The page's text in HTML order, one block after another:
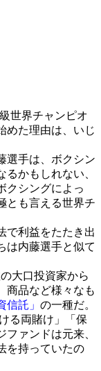
世界チャンピオ
めた理由は、いじ
選手は、ボクシン
かもしれない、
クシングによっ
とも言える世界チ
で利益をたたき出
は内藤選手と似て
大口投資家から
商品など様々なも
信託」 の一種だ。
る両賭け」「保
ァンドは元来、
を持っていたの